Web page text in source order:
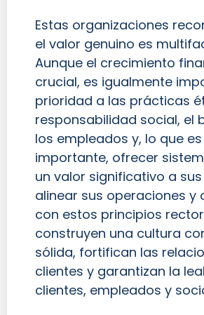
Estas organizaciones
el valor genuino es
Aunque el crecimiento
crucial, es igualmente
prioridad a las prácticas
responsabilidad social, el
los empleados y, lo que
importante, ofrecer
un valor significativo a sus
alinear sus operaciones y
con estos principios
construyen una cultura
sólida, fortifican las
clientes y garantizan la
clientes, empleados y